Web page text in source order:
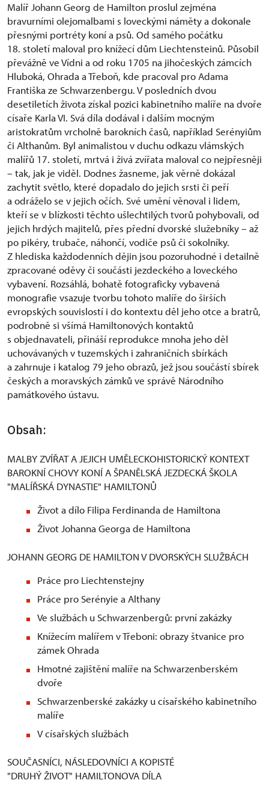
Malíř Johann Georg de Hamilton proslul zejména
bravurními olejomalbami s loveckými náměty a dokonale
přesnými portréty koní a psů. Od samého počátku
18. století maloval pro knížecí dům Liechtensteinů. Působil
převážně ve Vídni a od roku 1705 na jihočeských zámcích
Hluboká, Ohrada a Třeboň, kde pracoval pro Adama
Františka ze Schwarzenbergu. V posledních dvou
desetiletích života získal pozici kabinetního malíře na dvoře
císaře Karla VI. Svá díla dodával i dalším mocným
aristokratům vrcholně barokních časů, například Serényiům
či Althanům. Byl animalistou v duchu odkazu vlámských
malířů 17. století, mrtvá i živá zvířata maloval co nejpřesněji
– tak, jak je viděl. Dodnes žasneme, jak věrně dokázal
zachytit světlo, které dopadalo do jejich srsti či peří
a odráželo se v jejich očích. Své umění věnoval i lidem,
kteří se v blízkosti těchto ušlechtilých tvorů pohybovali, od
jejich hrdých majitelů, přes přední dvorské služebníky – až
po pikéry, trubače, náhončí, vodiče psů či sokolníky.
Z hlediska každodenních dějin jsou pozoruhodné i detailně
zpracované oděvy či součásti jezdeckého a loveckého
vybavení. Rozsáhlá, bohatě fotograficky vybavená
monografie vsazuje tvorbu tohoto malíře do širších
evropských souvislostí i do kontextu děl jeho otce a bratrů,
podrobně si všímá Hamiltonových kontaktů
s objednavateli, přináší reprodukce mnoha jeho děl
uchovávaných v tuzemských i zahraničních sbírkách
a zahrnuje i katalog 79 jeho obrazů, jež jsou součástí sbírek
českých a moravských zámků ve správě Národního
památkového ústavu.
Obsah:
MALBY ZVÍŘAT A JEJICH UMĚLECKOHISTORICKÝ KONTEXT
BAROKNÍ CHOVY KONÍ A ŠPANĚLSKÁ JEZDECKÁ ŠKOLA
"MALÍŘSKÁ DYNASTIE" HAMILTONŮ
Život a dílo Filipa Ferdinanda de Hamiltona
Život Johanna Georga de Hamiltona
JOHANN GEORG DE HAMILTON V DVORSKÝCH SLUŽBÁCH
Práce pro Liechtenstejny
Práce pro Serényie a Althany
Ve službách u Schwarzenbergů: první zakázky
Knížecím malířem v Třeboni: obrazy štvanice pro
zámek Ohrada
Hmotné zajištění malíře na Schwarzenberském
dvoře
Schwarzenberské zakázky u císařského kabinetního
malíře
V císařských službách
SOUČASNÍCI, NÁSLEDOVNÍCI A KOPISTÉ
"DRUHÝ ŽIVOT" HAMILTONOVA DÍLA